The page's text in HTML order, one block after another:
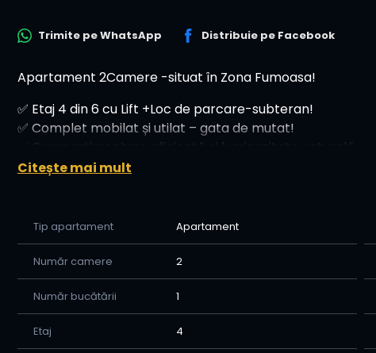
Trimite peWhatsApp Distribuie pe Facebook
Apartament 2Camere -situat în Zona Fumoasa!
✅ Etaj 4 din 6 cu Lift +Loc de parcare-subteran!
✅ Complet mobilat și utilat – gata de mutat!
✅ Compartimentare eficientă și luminozitate naturală
✅ Întreținere redusă și cheltuieli echilibrate
*Pret-132000 euro/Negociabil
📞 Sună acum pentru o vizionare cu Home Imobiliare și
complet pregătit pentru
tine!-0770615183
Citește mai mult
Tip apartament Apartament
Număr camere 2
Număr bucătării 1
Etaj 4